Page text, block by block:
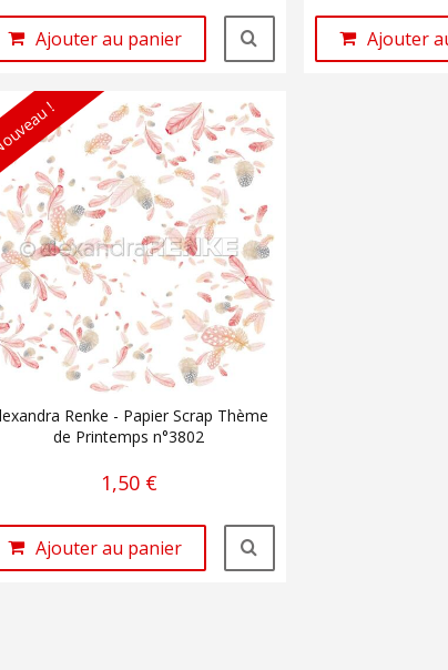
Ajouter au panier Ajouter
!
Renke - Papier Scrap Thème
de Printemps n°3802
1,50 €
Ajouter au panier